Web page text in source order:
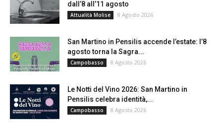
dall’8 all’11 agosto
Attualità Molise 8 Agosto 2026
San Martino in Pensilis accende l’estate: l’8
agosto torna la Sagra...
Campobasso 8 Agosto 2026
Le Notti del Vino 2026: San Martino in
Pensilis celebra identità,...
Campobasso 8 Agosto 2026